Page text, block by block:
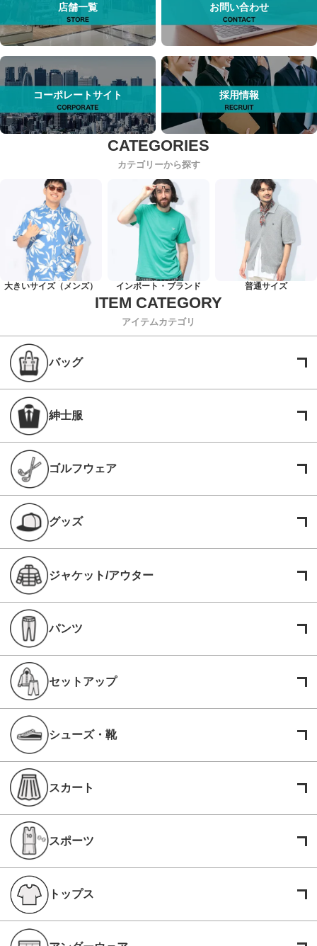
店舗一覧 お問い合わせ
コーポレートサイト 採用情報
カテゴリーから探す
大きいサイズ（メンズ） インポート・ブランド 普通サイズ
アイテムカテゴリ
バッグ
紳士服
ゴルフウェア
グッズ
ジャケット/アウター
パンツ
セットアップ
シューズ・靴
スカート
スポーツ
トップス